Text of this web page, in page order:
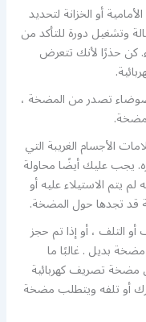
أو الخزانة لتحديد
وتشغيل دورة للتأكد من
حذرًا لأنك تتعرض
تصدر من المضخة ،
الأجسام الغريبة التي
يجب عليك أيضًا محاولة
يتم الاستيلاء عليه أو
قد تجدها حول المضخة.
التلف ، أو إذا تم حجز
بديل . غالبًا ما
مضخة تصريف كهربائية
أو تلفه ويتطلب مضخة